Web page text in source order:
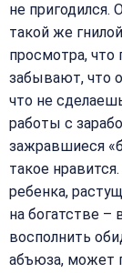
не пригодился.
такой же
просмотра, что
забывают, что
что не
работы с
зажравшиеся
такое
ребенка,
на богатстве –
восполнить
абъюза, может